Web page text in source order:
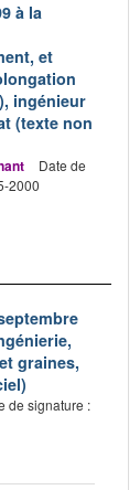
à la
et
ingénieur
(texte non
Date de
2000
graines,
de signature :